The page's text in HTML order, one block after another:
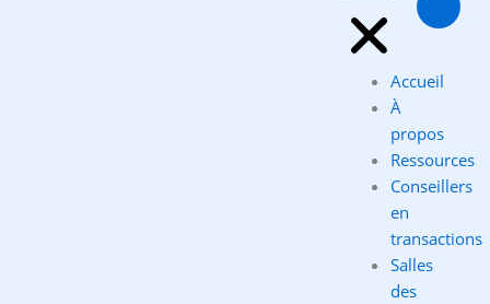
Accueil
À
propos
Ressources
Conseillers
en
transactions
Salles
des